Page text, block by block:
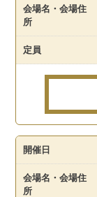
会場名・会場住
所
定員
開催日
会場名・会場住
所